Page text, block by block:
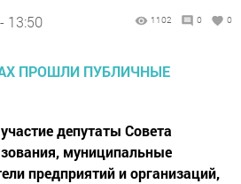
13:50 1102 0 0
депутаты Совета
муниципальные
предприятий и организаций,